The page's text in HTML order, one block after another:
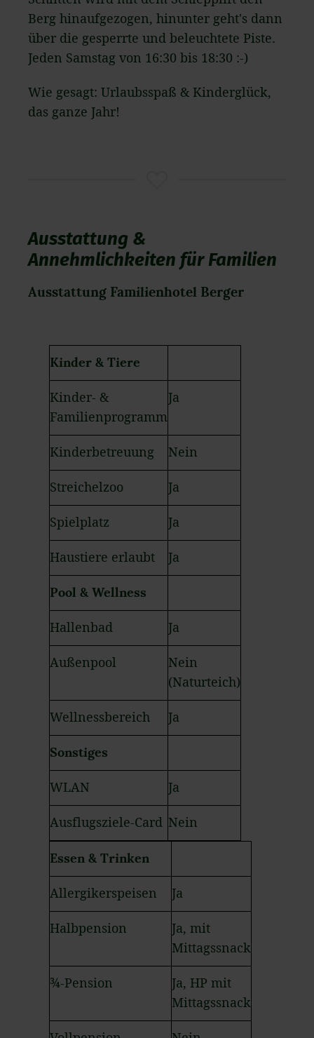
Berg hinaufgezogen, hinunter geht's dann
über die gesperrte und beleuchtete Piste.
Jeden Samstag von 16:30 bis 18:30 :-)
Wie gesagt: Urlaubsspaß & Kinderglück,
das ganze Jahr!
Ausstattung &
Annehmlichkeiten für Familien
Ausstattung Familienhotel Berger
Kinder & Tiere
Kinder- &
Familienprogramm
Ja
Kinderbetreuung Nein
Streichelzoo Ja
Spielplatz Ja
Haustiere erlaubt Ja
Pool & Wellness
Hallenbad Ja
Außenpool
Nein
(Naturteich)
Wellnessbereich Ja
Sonstiges
WLAN Ja
Ausflugsziele-Card Nein
Essen & Trinken
Allergikerspeisen Ja
Halbpension
Ja, mit
Mittagssnack
¾-Pension
Ja, HP mit
Mittagssnack